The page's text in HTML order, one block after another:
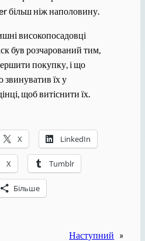
більш ніж наполовину.
високопосадовці
був розчарований тим,
покупку, і що
звинуватив їх у
щоб витіснити їх.
X LinkedIn
X Tumblr
Більше
Наступний »